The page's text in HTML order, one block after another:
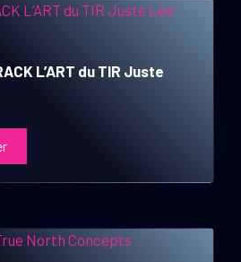
L’ART du TIR Juste